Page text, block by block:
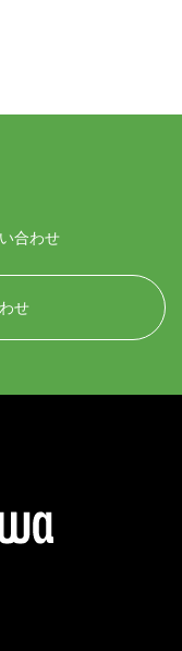
合わせ
せ